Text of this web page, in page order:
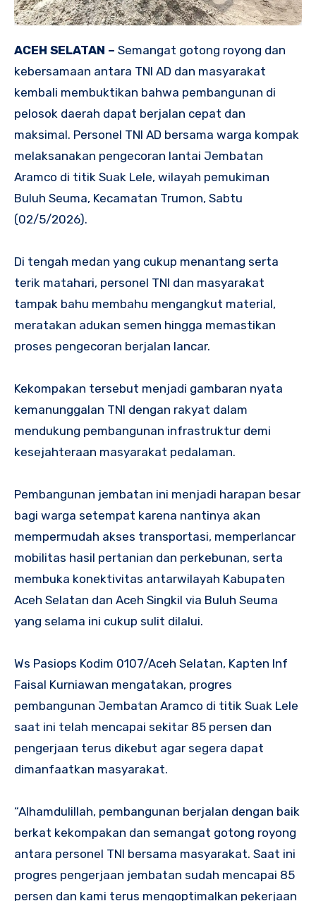
ACEH SELATAN – Semangat gotong royong dan
kebersamaan antara TNI AD dan masyarakat
kembali membuktikan bahwa pembangunan di
pelosok daerah dapat berjalan cepat dan
maksimal. Personel TNI AD bersama warga kompak
melaksanakan pengecoran lantai Jembatan
Aramco di titik Suak Lele, wilayah pemukiman
Buluh Seuma, Kecamatan Trumon, Sabtu
(02/5/2026).
Di tengah medan yang cukup menantang serta
terik matahari, personel TNI dan masyarakat
tampak bahu membahu mengangkut material,
meratakan adukan semen hingga memastikan
proses pengecoran berjalan lancar.
Kekompakan tersebut menjadi gambaran nyata
kemanunggalan TNI dengan rakyat dalam
mendukung pembangunan infrastruktur demi
kesejahteraan masyarakat pedalaman.
Pembangunan jembatan ini menjadi harapan besar
bagi warga setempat karena nantinya akan
mempermudah akses transportasi, memperlancar
mobilitas hasil pertanian dan perkebunan, serta
membuka konektivitas antarwilayah Kabupaten
Aceh Selatan dan Aceh Singkil via Buluh Seuma
yang selama ini cukup sulit dilalui.
Ws Pasiops Kodim 0107/Aceh Selatan, Kapten Inf
Faisal Kurniawan mengatakan, progres
pembangunan Jembatan Aramco di titik Suak Lele
saat ini telah mencapai sekitar 85 persen dan
pengerjaan terus dikebut agar segera dapat
dimanfaatkan masyarakat.
“Alhamdulillah, pembangunan berjalan dengan baik
berkat kekompakan dan semangat gotong royong
antara personel TNI bersama masyarakat. Saat ini
progres pengerjaan jembatan sudah mencapai 85
persen dan kami terus mengoptimalkan pekerjaan